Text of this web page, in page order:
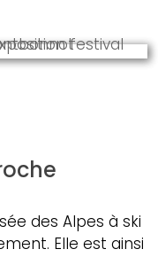
des Alpes à ski
Elle est ainsi